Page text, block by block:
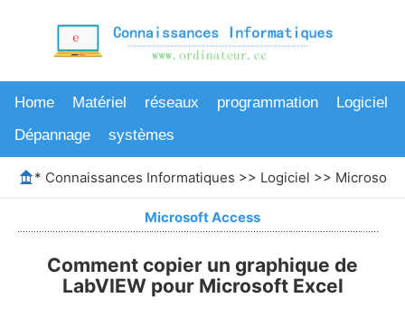
Home Matériel réseaux programmation
Logiciel
Dépannage
systèmes
* Connaissances Informatiques >> Logiciel >> Microsoft
Microsoft Access
Comment copier un graphique de
LabVIEW pour Microsoft Excel